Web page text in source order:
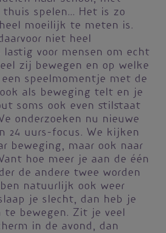
spelen... Het is zo
moeilijk te meten is.
niet heel
lastig voor mensen om echt
zij bewegen en op welke
speelmomentje met de
als beweging telt en je
soms ook even stilstaat
onderzoeken nu nieuwe
24 uurs-focus. We kijken
beweging, maar ook naar
hoe meer je aan de één
de andere twee worden
natuurlijk ook weer
je slecht, dan heb je
te bewegen. Zit je veel
in de avond, dan